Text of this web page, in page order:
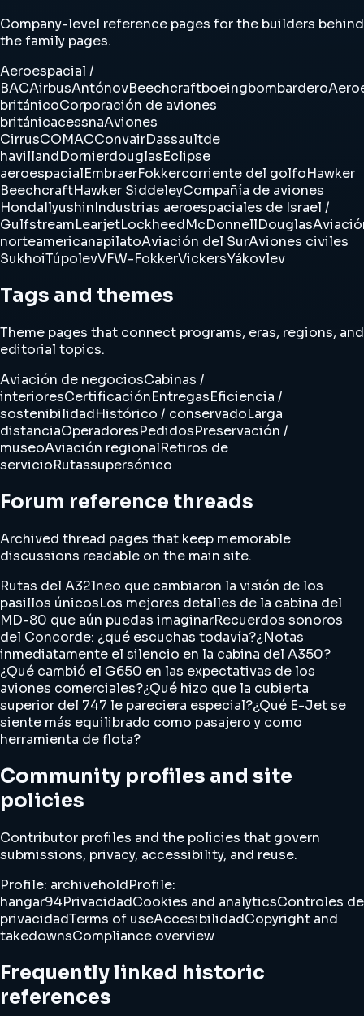
Company-level reference pages for the builders behind
the family pages.
Aeroespacial /
BACAirbusAntónovBeechcraftboeingbombardero
británicoCorporación de aviones
británicacessnaAviones
CirrusCOMACConvairDassaultde
havillandDornierdouglasEclipse
aeroespacialEmbraerFokkercorriente del golfoHawker
BeechcraftHawker SiddeleyCompañía de aviones
HondaIlyushinIndustrias aeroespaciales de Israel /
GulfstreamLearjetLockheedMcDonnellDouglas
norteamericanapilatoAviación del SurAviones civiles
SukhoiTúpolevVFW-FokkerVickersYákovlev
Tags and themes
Theme pages that connect programs, eras, regions, and
editorial topics.
Aviación de negociosCabinas /
interioresCertificaciónEntregasEficiencia /
sostenibilidadHistórico / conservadoLarga
distanciaOperadoresPedidosPreservación /
museoAviación regionalRetiros de
servicioRutassupersónico
Forum reference threads
Archived thread pages that keep memorable
discussions readable on the main site.
Rutas del A321neo que cambiaron la visión de los
pasillos únicosLos mejores detalles de la cabina del
MD-80 que aún puedas imaginarRecuerdos sonoros
del Concorde: ¿qué escuchas todavía?¿Notas
inmediatamente el silencio en la cabina del A350?
¿Qué cambió el G650 en las expectativas de los
aviones comerciales?¿Qué hizo que la cubierta
superior del 747 le pareciera especial?¿Qué E-Jet se
siente más equilibrado como pasajero y como
herramienta de flota?
Community profiles and site
policies
Contributor profiles and the policies that govern
submissions, privacy, accessibility, and reuse.
Profile: archiveholdProfile:
hangar94PrivacidadCookies and analyticsControles de
privacidadTerms of useAccesibilidadCopyright and
takedownsCompliance overview
Frequently linked historic
references